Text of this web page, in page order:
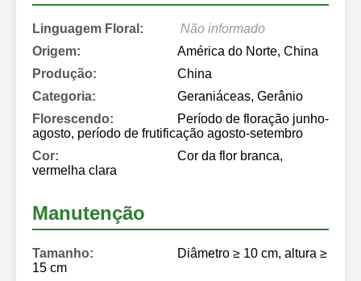
Linguagem Floral:
Não informado
Origem:
América do Norte, China
Produção:
China
Categoria:
Geraniáceas, Gerânio
Florescendo:
Período de floração junho-
agosto, período de frutificação agosto-setembro
Cor:
Cor da flor branca,
vermelha clara
Manutenção
Tamanho:
Diâmetro ≥ 10 cm, altura ≥
15 cm